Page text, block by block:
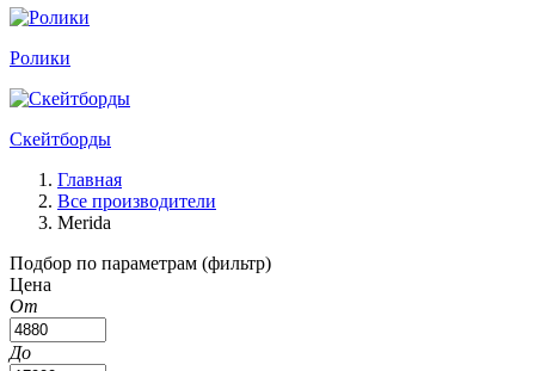
Ролики
Скейтборды
Главная
Все производители
Merida
Подбор по параметрам (фильтр)
Цена
От
До